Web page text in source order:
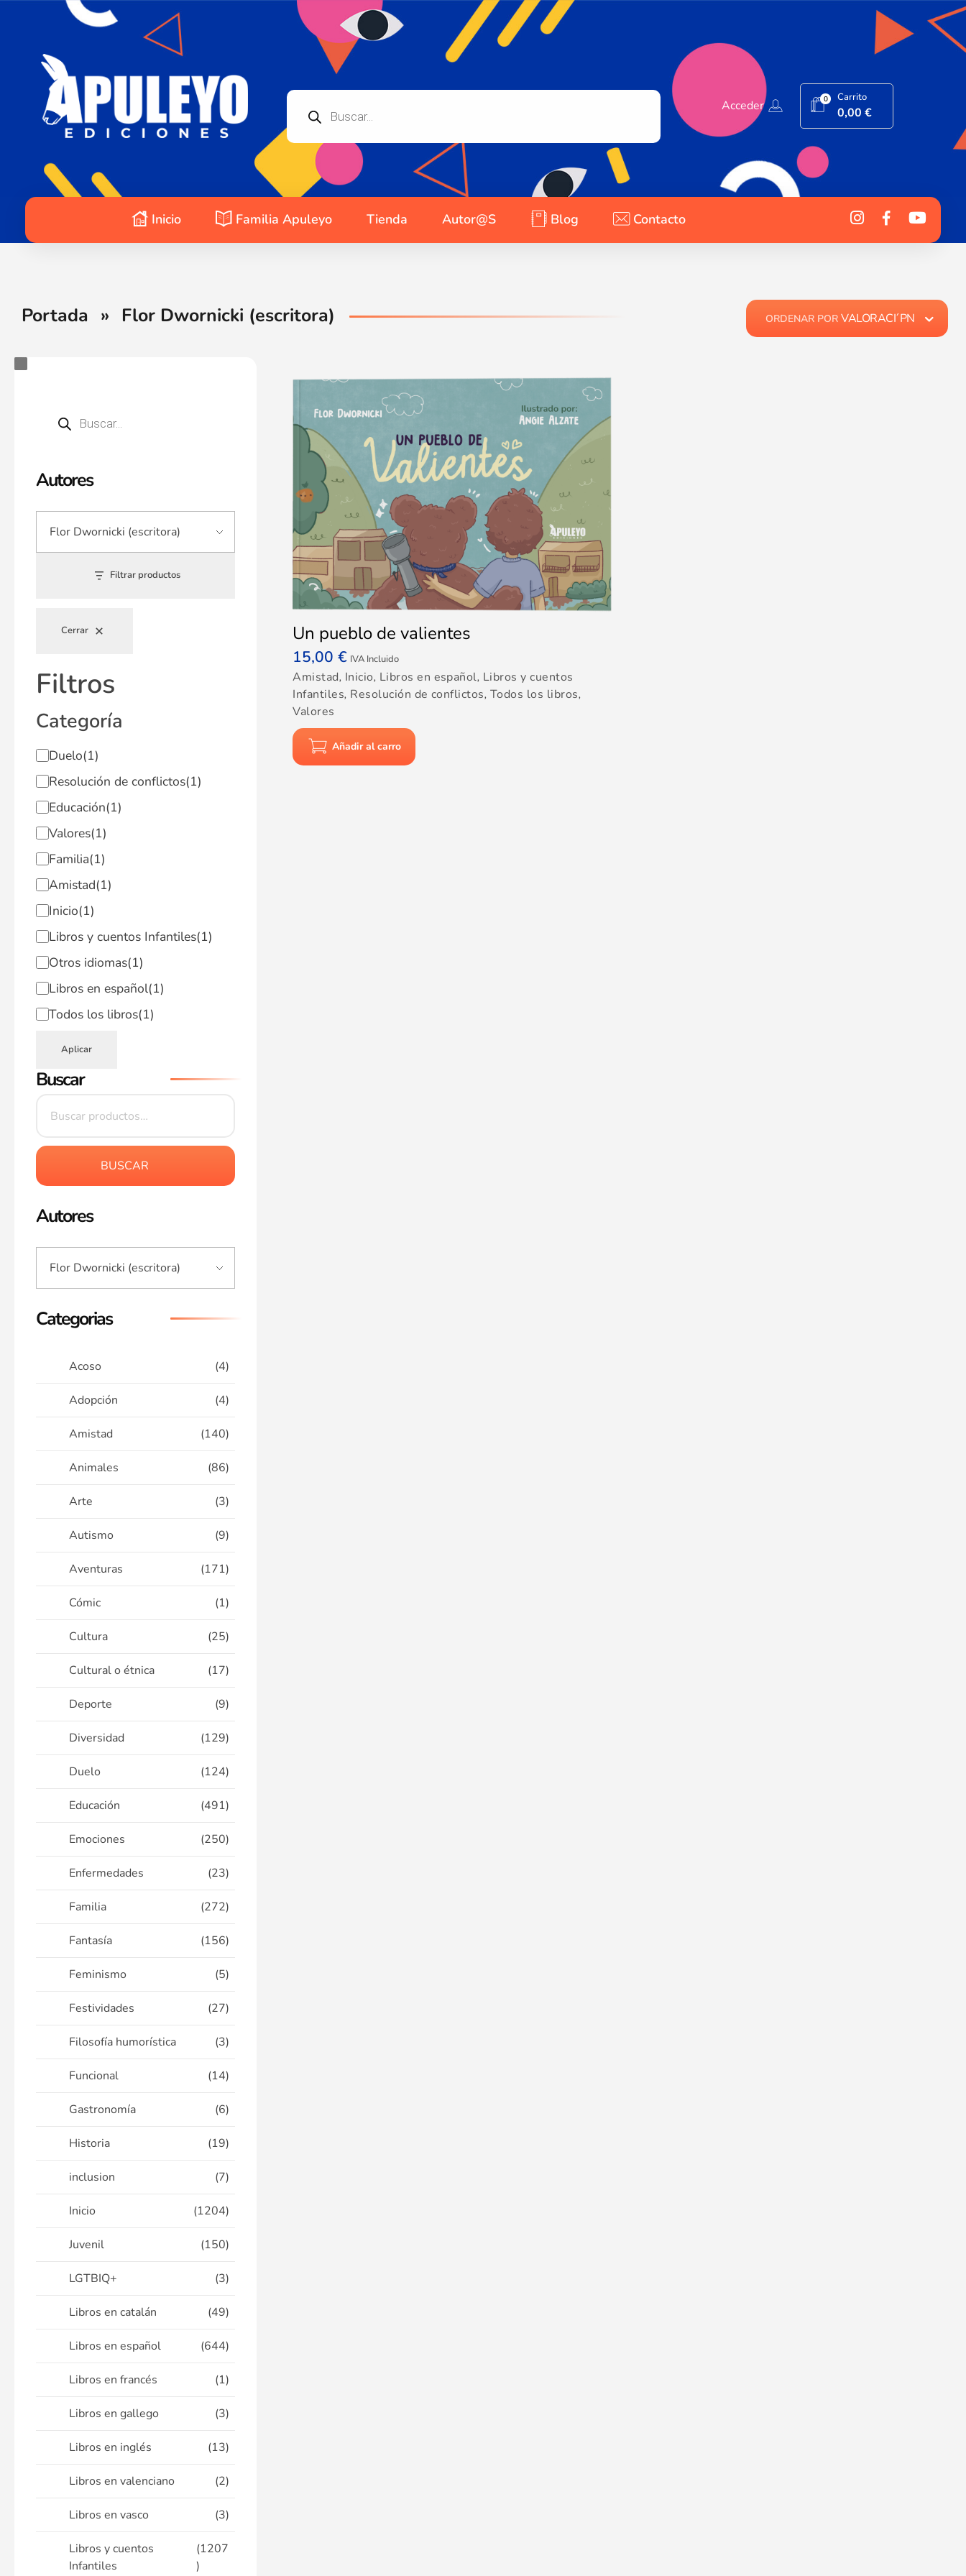
Acceder 0 Carrito
0,00€
Inicio Familia Apuleyo Tienda Autor@s Blog Contacto
Portada » Flor Dwornicki (escritora)
Autores
Filtrar productos
Cerrar
Filtros
Categoría
Duelo(1)
Resolución de conflictos(1)
Educación(1)
Valores(1)
Familia(1)
Amistad(1)
Inicio(1)
Libros y cuentos Infantiles(1)
Otros idiomas(1)
Libros en español(1)
Todos los libros(1)
Aplicar
Buscar
BUSCAR
Autores
Categorias
Acoso (4)
Adopción (4)
Amistad (140)
Animales (86)
Arte (3)
Autismo (9)
Aventuras (171)
Cómic (1)
Cultura (25)
Cultural o étnica (17)
Deporte (9)
Diversidad (129)
Duelo (124)
Educación (491)
Emociones (250)
Enfermedades (23)
Familia (272)
Fantasía (156)
Feminismo (5)
Festividades (27)
Filosofía humorística (3)
Funcional (14)
Gastronomía (6)
Historia (19)
inclusion (7)
Inicio (1204)
Juvenil (150)
LGTBIQ+ (3)
Libros en catalán (49)
Libros en español (644)
Libros en francés (1)
Libros en gallego (3)
Libros en inglés (13)
Libros en valenciano (2)
Libros en vasco (3)
Libros y cuentos
Infantiles
(1207
)
ORDENAR PORVALORACI´PN
Un pueblo de valientes
15,00€ IVA Incluido
Amistad, Inicio, Libros en español, Libros y cuentos
Infantiles, Resolución de conflictos, Todos los libros,
Valores
Añadir al carro